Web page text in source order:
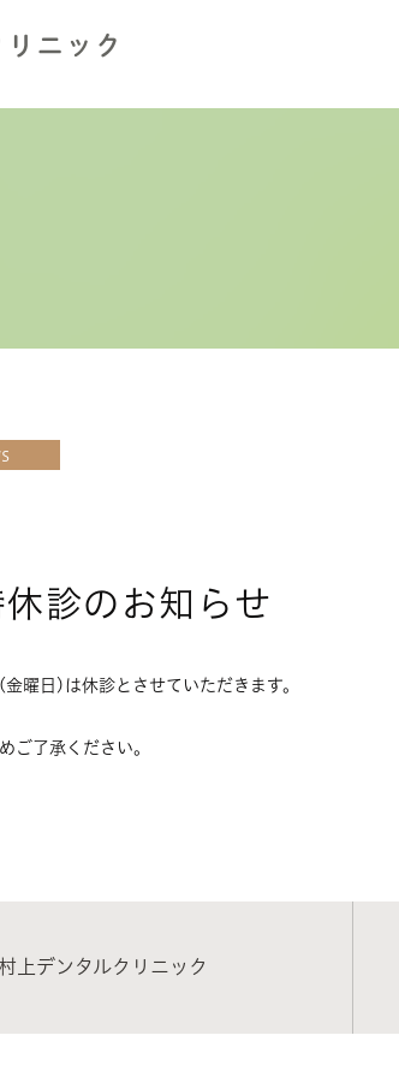
休診のお知らせ
曜日)は休診とさせていただきます。
ご了承ください。
村上デンタルクリニック